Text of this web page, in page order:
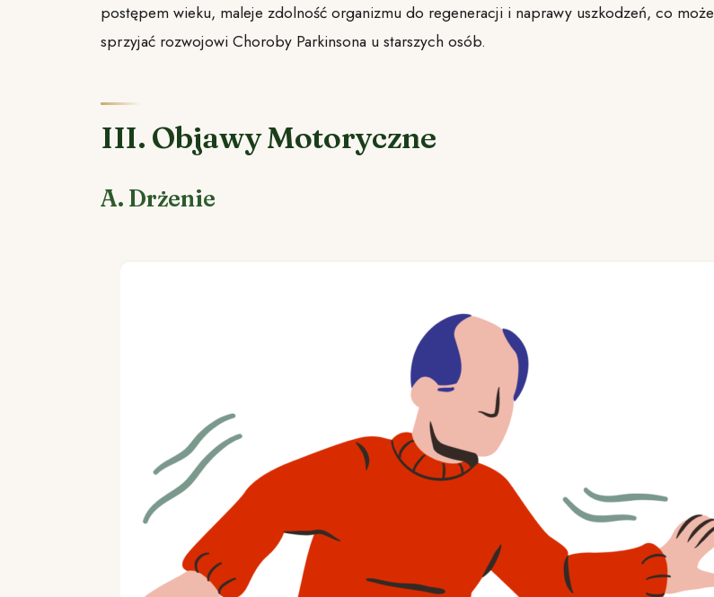
postępem wieku, maleje zdolność organizmu do regeneracji i naprawy uszkodzeń, co może
sprzyjać rozwojowi Choroby Parkinsona u starszych osób.
III. Objawy Motoryczne
A. Drżenie